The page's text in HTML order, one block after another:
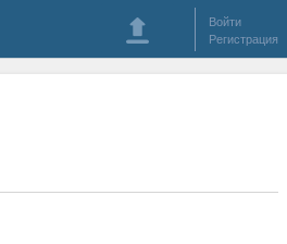
Войти
Регистрация